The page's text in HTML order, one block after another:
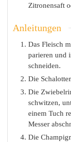
Zitronensaft
Anleitungen
Das Fleisch
parieren und
schneiden.
Die
Die
schwitzen,
einem Tuch
Messer
Die